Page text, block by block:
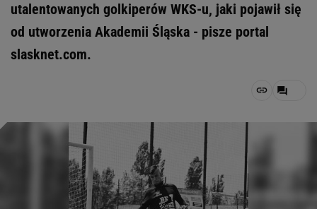
utalentowanych golkiperów WKS-u, jaki pojawił się
od utworzenia Akademii Śląska - pisze portal
slasknet.com.